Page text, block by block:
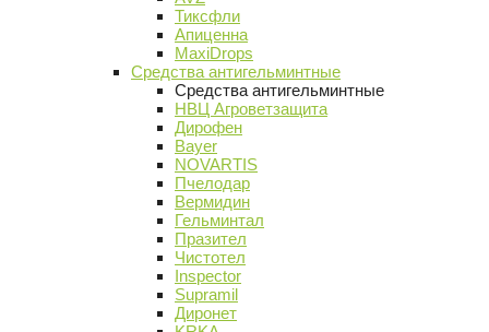
Тиксфли
Апиценна
MaxiDrops
Средства антигельминтные
Средства антигельминтные
НВЦ Агроветзащита
Дирофен
Bayer
NOVARTIS
Пчелодар
Вермидин
Гельминтал
Празител
Чистотел
Inspector
Supramil
Диронет